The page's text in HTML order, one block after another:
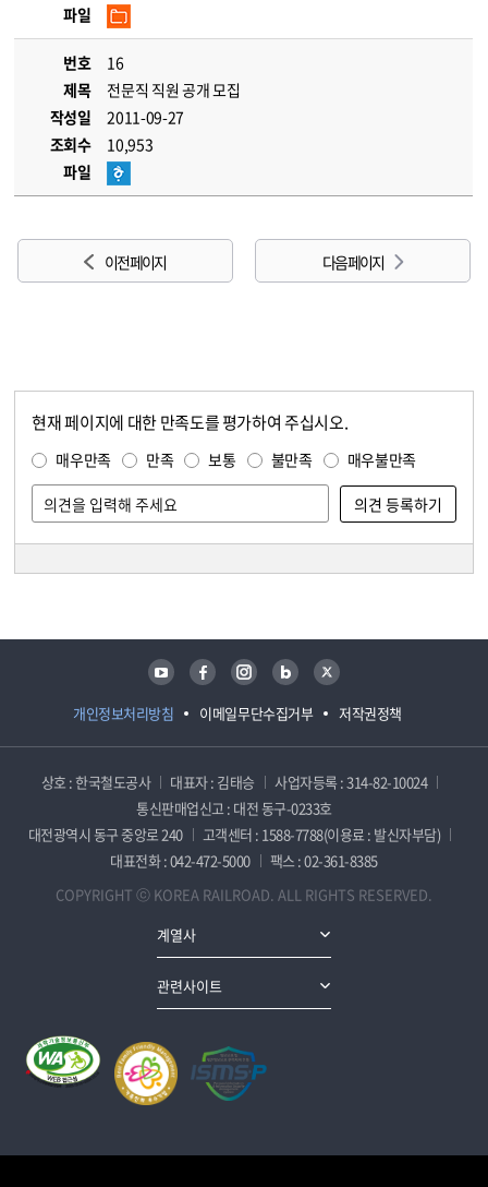
파일
번호
16
제목
전문직 직원 공개 모집
작성일
2011-09-27
조회수
10,953
파일
이전 페이지 다음 페이지
현재 페이지에 대한 만족도를 평가하여 주십시오.
매우만족 만족 보통 불만족 매우불만족
개인정보처리방침 이메일무단수집거부 저작권정책
유튜브 페이스북 인스타그램 블로그 트위터
상호 : 한국철도공사 대표자 : 김태승
사업자등록 : 314-82-10024
통신판매업신고 : 대전 동구-0233호
대전광역시 동구 중앙로 240
고객센터 : 1588-7788(이용료 : 발신자부담)
대표전화 : 042-472-5000
팩스 : 02-361-8385
COPYRIGHT ⓒ KOREA RAILROAD. ALL RIGHTS RESERVED.
계열사
관련사이트